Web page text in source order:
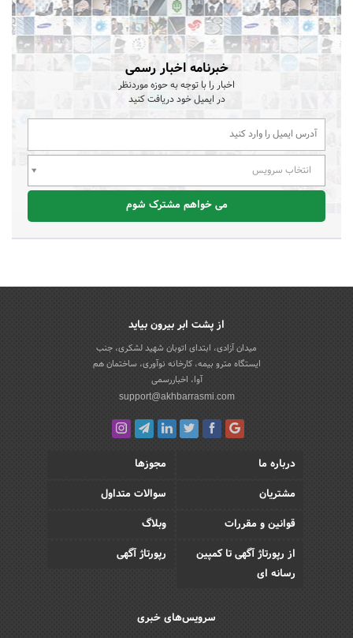
خبرنامه اخبار رسمی
اخبار را با توجه به حوزه موردنظر
در ایمیل خود دریافت کنید
انتخاب سرویس
می خواهم مشترک شوم
از پشت ابر بیرون بیاید
میدان آزادی، ابتدای اتوبان شهید لشکری، جنب
ایستگاه مترو بیمه، کارخانه نوآوری، ساختمان هم
آوا، اخباررسمی
support@akhbarrasmi.com
درباره ما
مجوزها
مشتریان
سوالات متداول
قوانین و مقررات
وبلاگ
از رپورتاژ آگهی تا کمپین
رسانه ای
رپورتاژ آگهی
سرویس‌های خبری